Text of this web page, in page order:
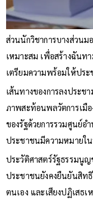
ส่วนนักวิชาการบางส่วนม
เหมาะสม เพื่อสร้างฉันท
เตรียมความพร้อมให้ปร
เส้นทางของการลงประช
ภาพสะท้อนพลวัตการเมื
ของรัฐด้วยการรวมศูนย์อ
ประชาชนมีความหมายใ
ประวัติศาสตร์รัฐธรรมนูญ
ประชาชนยังคงยืนยันสิท
ตนเอง และเสียงปฏิเสธเ